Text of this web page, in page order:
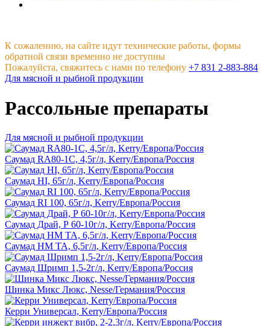
К сожалению, на сайте идут технические работы, формы
обратной связи временно не доступны
Пожалуйста, свяжитесь с нами по телефону +7 831 2-883-884
Для мясной и рыбной продукции
Рассольные препараты
Для мясной и рыбной продукции
Саумад RA80-1C, 4,5г/л, Kerry/Европа/Россия
Саумад HI, 65г/л, Kerry/Европа/Россия
Саумад RI 100, 65г/л, Kerry/Европа/Россия
Саумад Драй, Р 60-10г/л, Kerry/Европа/Россия
Саумад НМ ТА, 6,5г/л, Kerry/Европа/Россия
Саумад Шримп 1,5-2г/л, Kerry/Европа/Россия
Шинка Микс Люкс, Nesse/Германия/Россия
Керри Универсал, Kerry/Европа/Россия